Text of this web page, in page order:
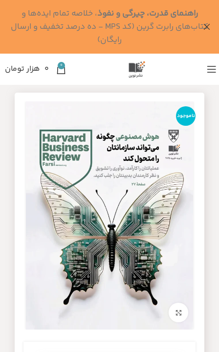
0 ۰ هزار تومان
ناموجود
راهنمای قدرت، چیرگی و نفوذ، خلاصه تمام ایده‌ها و
کتاب‌های رابرت گرین (کد MPS - ده درصد تخفیف و ارسال
رایگان)